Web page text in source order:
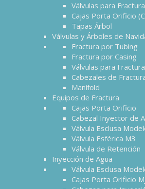
Válvulas para Fractura
Cajas Porta Orificio
Tapas Árbol
Válvulas y Árboles de
Fractura por Tubing
Fractura por Casing
Válvulas para Fractura
Cabezales de
Manifold
Equipos de Fractura
Cajas Porta Orificio
Cabezal Inyector de
Válvula Esclusa
Válvula Esférica M3
Válvula de Retención
Inyección de Agua
Válvula Esclusa
Cajas Porta Orificio